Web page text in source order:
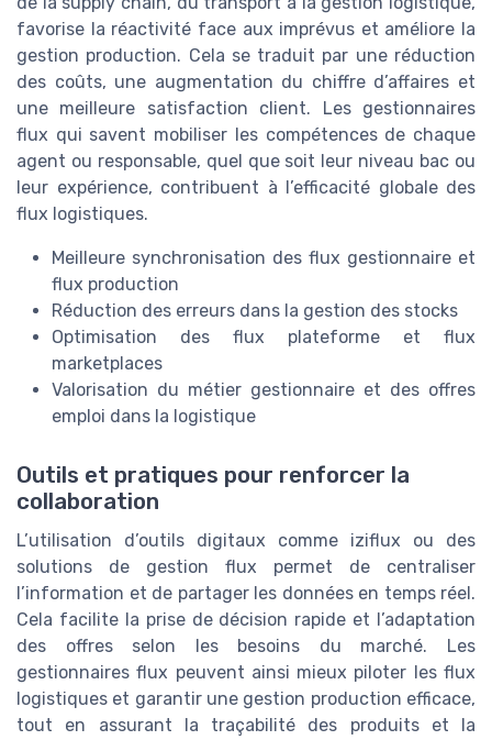
favorise la réactivité face aux imprévus et améliore la
gestion production. Cela se traduit par une réduction
des coûts, une augmentation du chiffre d’affaires et
une meilleure satisfaction client. Les gestionnaires
flux qui savent mobiliser les compétences de chaque
agent ou responsable, quel que soit leur niveau bac ou
leur expérience, contribuent à l’efficacité globale des
flux logistiques.
Meilleure synchronisation des flux gestionnaire et
flux production
Réduction des erreurs dans la gestion des stocks
Optimisation des flux plateforme et flux
marketplaces
Valorisation du métier gestionnaire et des offres
emploi dans la logistique
Outils et pratiques pour renforcer la
collaboration
L’utilisation d’outils digitaux comme iziflux ou des
solutions de gestion flux permet de centraliser
l’information et de partager les données en temps réel.
Cela facilite la prise de décision rapide et l’adaptation
des offres selon les besoins du marché. Les
gestionnaires flux peuvent ainsi mieux piloter les flux
logistiques et garantir une gestion production efficace,
tout en assurant la traçabilité des produits et la